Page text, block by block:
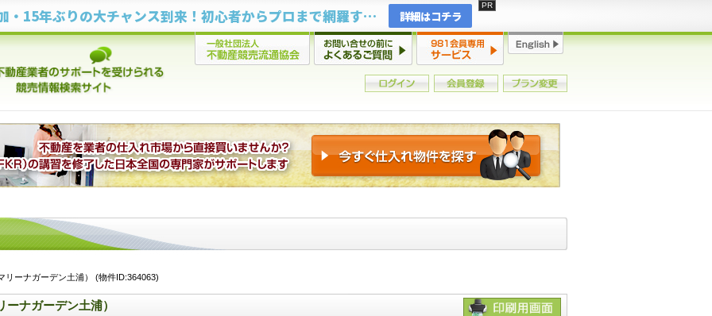
2年連続増加・15年ぶりの大チャンス到来！初心者からプロまで網羅する「競売不動産・超実践投資セミナー」♦神奈川県 横浜 in 神奈川 詳細はコチラ
ーナガーデン土浦） (物件ID:364063)
ナガーデン土浦）